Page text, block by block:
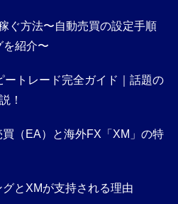
ぐ方法〜自動売買の設定手順
を紹介〜
ートレード完全ガイド｜話題の
！
（EA）と海外FX「XM」の特
とXMが支持される理由